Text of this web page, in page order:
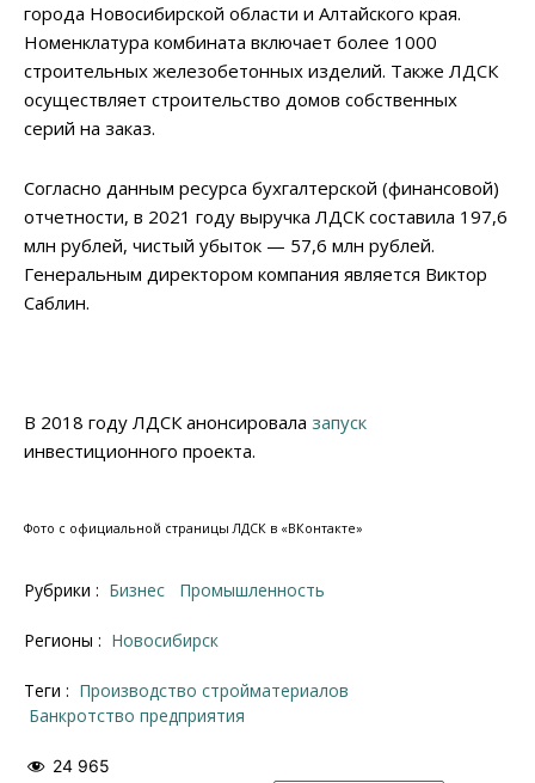
города Новосибирской области и Алтайского края.
Номенклатура комбината включает более 1000
строительных железобетонных изделий. Также ЛДСК
осуществляет строительство домов собственных
серий на заказ.
Согласно данным ресурса бухгалтерской (финансовой)
отчетности, в 2021 году выручка ЛДСК составила 197,6
млн рублей, чистый убыток — 57,6 млн рублей.
Генеральным директором компания является Виктор
Саблин.
В 2018 году ЛДСК анонсировала запуск
инвестиционного проекта.
Фото с официальной страницы ЛДСК в «ВКонтакте»
Рубрики : Бизнес Промышленность
Регионы : Новосибирск
Теги :
производство стройматериалов
Банкротство предприятия
24 965